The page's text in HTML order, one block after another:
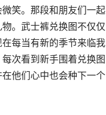
笑。那段和朋友们一起
。武士裤兑换图不仅仅
每当有新的季节来临我
次看到新手围着兑换图
他们心中也会种下一个